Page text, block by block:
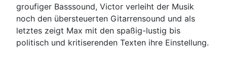
groufiger Basssound, Victor verleiht der Musik
noch den übersteuerten Gitarrensound und als
letztes zeigt Max mit den spaßig-lustig bis
politisch und kritiserenden Texten ihre Einstellung.